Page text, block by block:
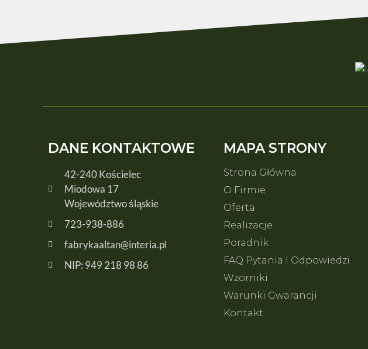
DANE KONTAKTOWE
42-240 Kościelec
Miodowa 17
Województwo śląskie
723-938-886
fabrykaaltan@interia.pl
NIP: 949 218 98 86
MAPA STRONY
Strona Główna
O Firmie
Oferta
Realizacje
Poradnik
FAQ Pytania I Odpowiedzi
Wzorniki
Warunki Gwarancji
Kontakt